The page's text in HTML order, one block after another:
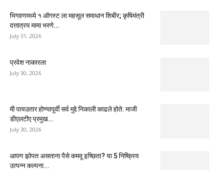
भिगवणमध्ये १ ऑगस्ट ला महसूल समाधान शिबीर; कृषिमंत्री
दत्तात्रय मामा भरणे...
July 31, 2026
प्रवेश नाकारला
July 30, 2026
मी पायउतार होण्यापूर्वी सर्व मुद्दे निकाली काढले होते: माजी
डीएलटीए प्रमुख...
July 30, 2026
आपण झोपत असताना पैसे कमवू इच्छिता? या 5 निष्क्रिय
उत्पन्न कल्पना...